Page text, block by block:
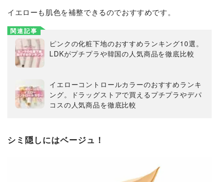
イエローも肌色を補整できるのでおすすめです。
関連記事
ピンクの化粧下地のおすすめランキング10選。
LDKがプチプラや韓国の人気商品を徹底比較
イエローコントロールカラーのおすすめランキ
ング。ドラッグストアで買えるプチプラやデパ
コスの人気商品を徹底比較
シミ隠しにはベージュ！